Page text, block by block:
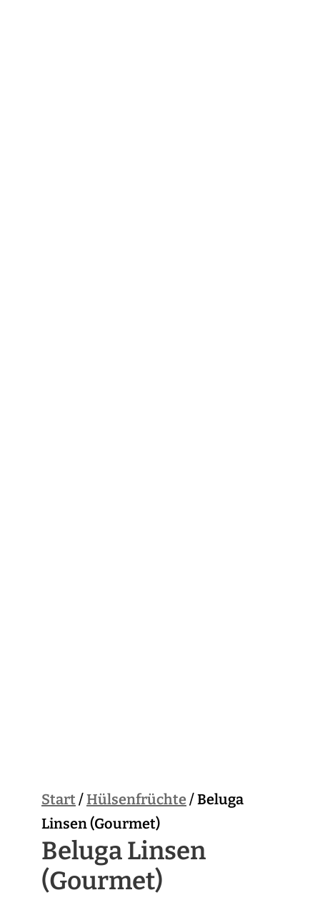
Start/Hülsenfrüchte/ Beluga
Linsen (Gourmet)
Beluga Linsen
(Gourmet)